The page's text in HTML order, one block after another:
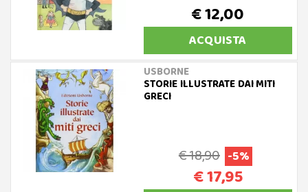
€ 12,00
ACQUISTA
USBORNE
STORIE ILLUSTRATE DAI MITI
GRECI
€ 18,90 -5%
€ 17,95